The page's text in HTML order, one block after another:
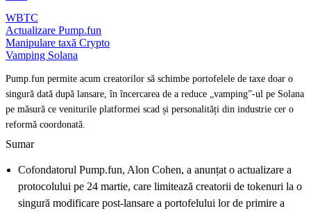
WBTC
Actualizare Pump.fun
Manipulare taxă Crypto
Vamping Solana
Pump.fun permite acum creatorilor să schimbe portofelele de taxe doar o
singură dată după lansare, în încercarea de a reduce „vamping”-ul pe Solana
pe măsură ce veniturile platformei scad și personalități din industrie cer o
reformă coordonată.
Sumar
Cofondatorul Pump.fun, Alon Cohen, a anunțat o actualizare a
protocolului pe 24 martie, care limitează creatorii de tokenuri la o
singură modificare post-lansare a portofelului lor de primire a